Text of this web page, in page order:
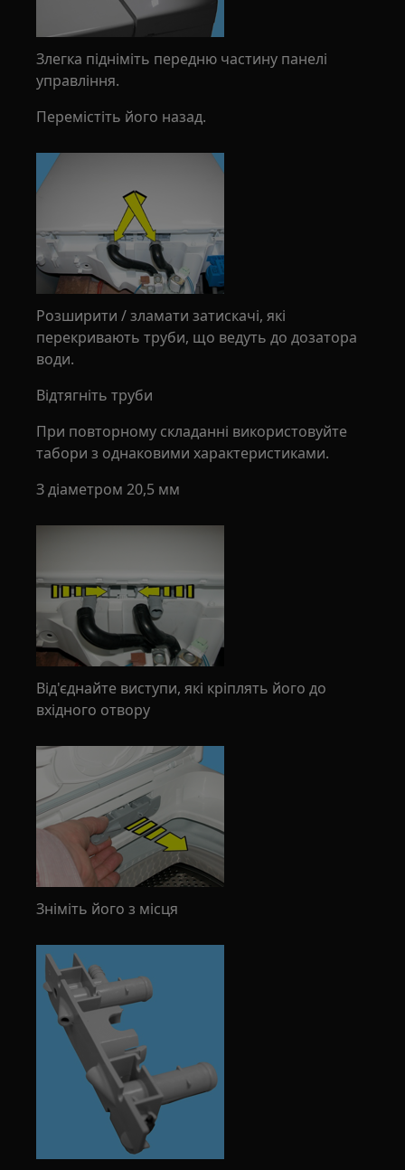
Злегка підніміть передню частину панелі
управління.
Перемістіть його назад.
Розширити / зламати затискачі, які
перекривають труби, що ведуть до дозатора
води.
Відтягніть труби
При повторному складанні використовуйте
табори з однаковими характеристиками.
З діаметром 20,5 мм
Від'єднайте виступи, які кріплять його до
вхідного отвору
Зніміть його з місця